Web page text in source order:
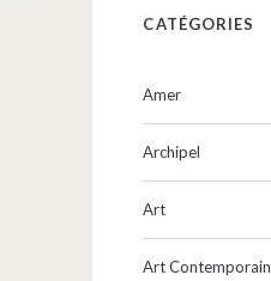
CATÉGORIES
Amer
Archipel
Art
Art Contemporain